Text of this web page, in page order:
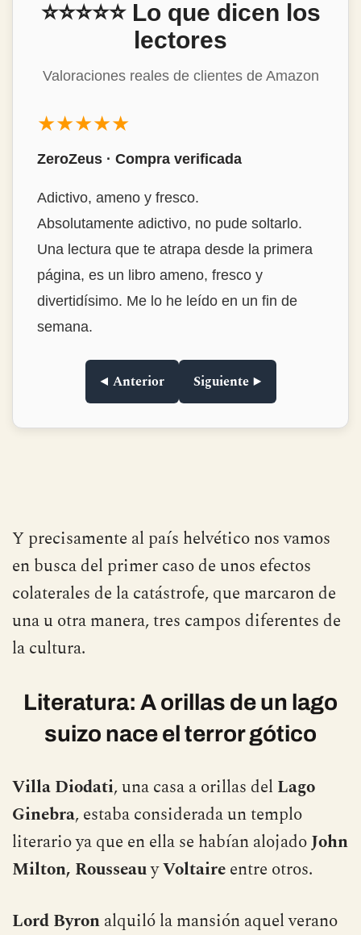
⭐⭐⭐⭐⭐ Lo que dicen los
Valoraciones reales de clientes de Amazon
ZeroZeus · Compra verificada
Adictivo, ameno y fresco.
Absolutamente adictivo, no pude soltarlo.
Una lectura que te atrapa desde la primera
página, es un libro ameno, fresco y
◀ Anterior Siguiente ▶
Y precisamente al país helvético nos vamos
en busca del primer caso de unos efectos
colaterales de la catástrofe, que marcaron de
la cultura.
Literatura: A orillas de un lago
suizo nace el terror gótico
Villa Diodati, una casa a orillas delLago
Ginebra , estaba considerada un templo
Milton, RousseauyVoltaireentre otros.